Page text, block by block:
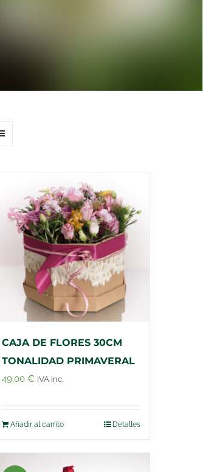
CAJA DE FLORES 30CM
TONALIDAD PRIMAVERAL
49,00€ IVA inc.
Añadir al carrito Detalles